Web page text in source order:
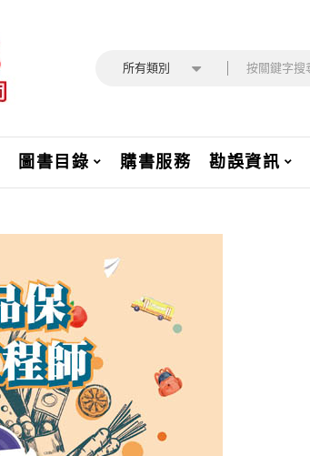
所有類別
圖書目錄 購書服務 勘誤資訊